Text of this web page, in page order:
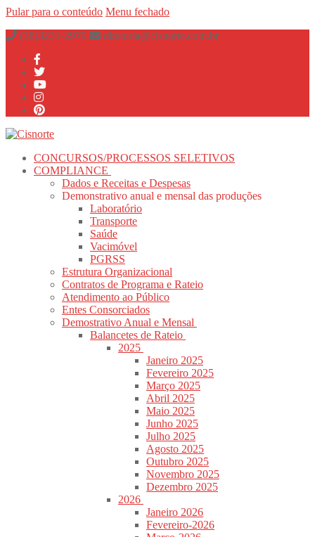
Pular para o conteúdo Menu fechado
(38)3231-2979
diretoria@cisnorte.com.br
CONCURSOS/PROCESSOS SELETIVOS
COMPLIANCE
Dados e Receitas e Despesas
Demonstrativo anual e mensal das produções
Laboratório
Transporte
Saúde
Vacimóvel
PGRSS
Estrutura Organizacional
Contratos de Programa e Rateio
Atendimento ao Público
Entes Consorciados
Demostrativo Anual e Mensal
Balancetes de Rateio
2025
Janeiro 2025
Fevereiro 2025
Março 2025
Abril 2025
Maio 2025
Junho 2025
Julho 2025
Agosto 2025
Outubro 2025
Novembro 2025
Dezembro 2025
2026
Janeiro 2026
Fevereiro-2026